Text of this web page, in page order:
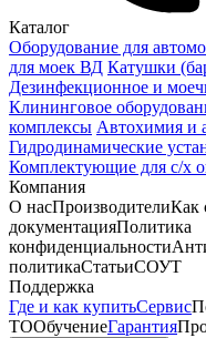
Каталог
Оборудование для
для моек ВД Катушки
Дезинфекционное и
Клининговое
комплексы Автохимия и
Гидродинамические
Комплектующие для с/х
Компания
О насПроизводителиКак
документацияПолитика
конфиденциальности
политикаСтатьиСОУТ
Поддержка
Где и как купитьСервис
ТООбучениеГарантия